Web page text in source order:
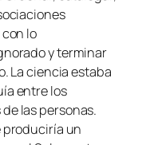
lo
y terminar
La ciencia estaba
entre los
las personas.
produciría un